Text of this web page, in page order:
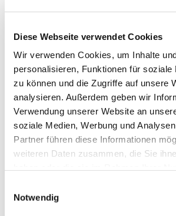
Diese Webseite verwendet Cookies
Wir verwenden Cookies, um Inhalte
personalisieren, Funktionen für soziale
zu können und die Zugriffe auf unsere
analysieren. Außerdem geben wir
Verwendung unserer Website an
soziale Medien, Werbung und
Partner führen diese Informationen
weiteren Daten zusammen, die Sie
Notwendig